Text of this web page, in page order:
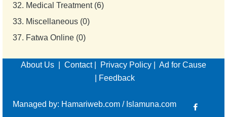
32. Medical Treatment (6)
33. Miscellaneous (0)
37. Fatwa Online (0)
About Us Contact| Privacy Policy
Ad for Cause
Feedback
Managed by: Hamariweb.com / Islamuna.com